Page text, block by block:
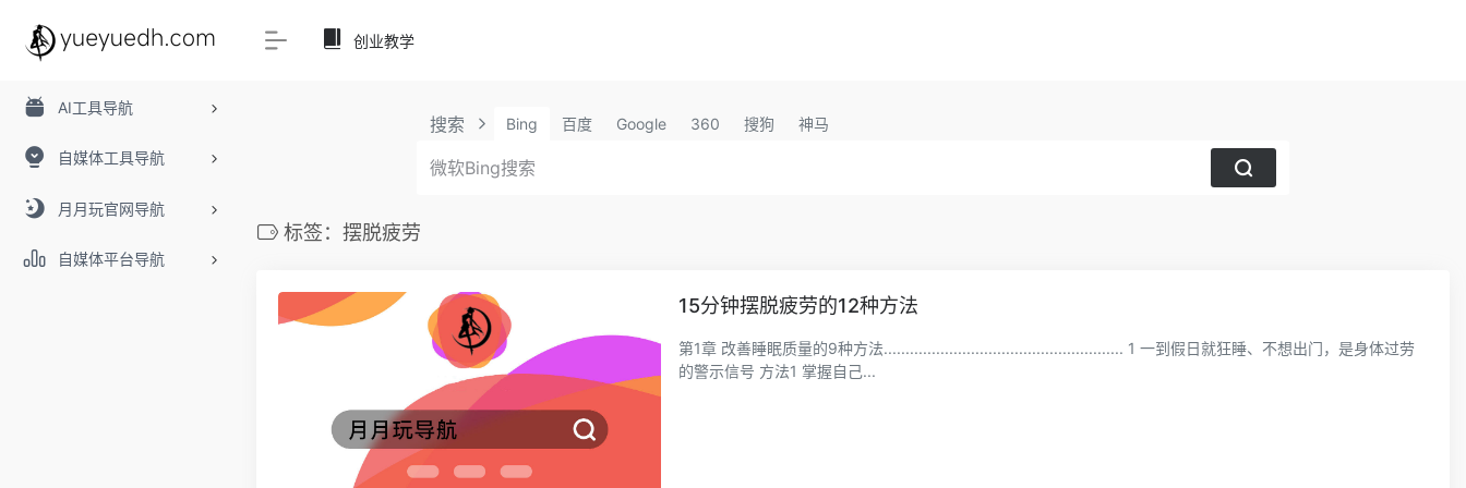
AI工具导航
自媒体工具导航
月月玩官网导航
自媒体平台导航
创业教学
搜索 Bing 百度 Google 360 搜狗 神马
标签：摆脱疲劳
15分钟摆脱疲劳的12种方法
第1章 改善睡眠质量的9种方法....................................................... 1 一到假日就狂睡、不想出门，是身体过劳
的警示信号 方法1 掌握自己...